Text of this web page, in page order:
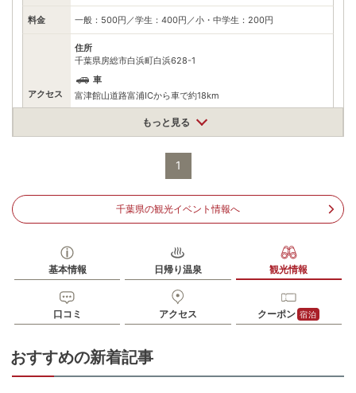
料金 一般：500円／学生：400円／小・中学生：200円
アクセス
住所
千葉県房総市白浜町白浜628-1
車
富津館山道路富浦ICから車で約18km
JR内房線館山駅から路線バス（安房白浜行き）に乗り、バス停
「野島埼灯台入口」から徒歩約10分
電話番号 0470384551
※ 掲載情報は変更になる場合があります。最新の内容はご利用前にご自身でお
※ 料金情報は税込・税抜表記が混ざっております。正しい金額はご利用前にご
自身でお問合せください。
もっと見る
1
千葉県の観光イベント情報へ
基本情報 日帰り温泉 観光情報
口コミ アクセス クーポン 宿泊
おすすめの新着記事